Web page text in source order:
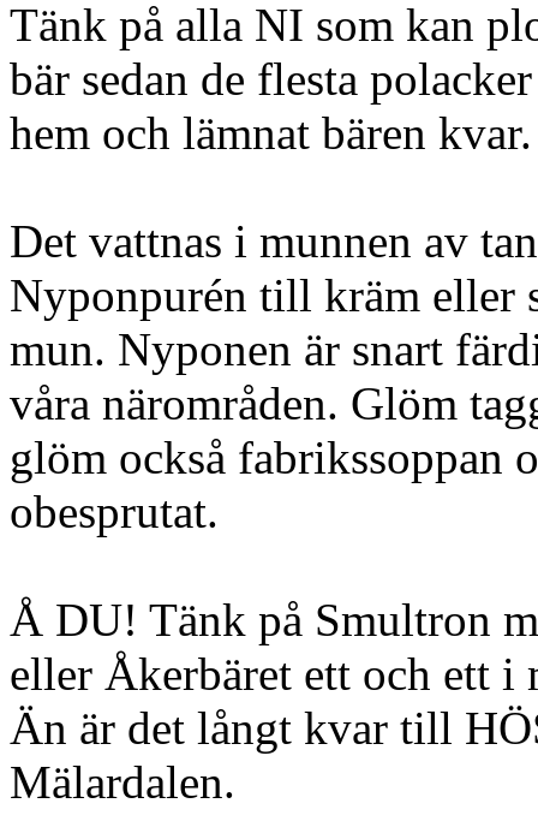
Tänk på alla NI som kan
bär sedan de flesta
hem och lämnat bären kvar.
Det vattnas i munnen av
Nyponpurén till kräm eller
mun. Nyponen är snart
våra närområden. Glöm
glöm också fabrikssoppan
obesprutat.
Å DU! Tänk på Smultron
eller Åkerbäret ett och ett
Än är det långt kvar till
Mälardalen.